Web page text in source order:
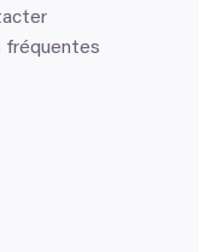
fréquentes